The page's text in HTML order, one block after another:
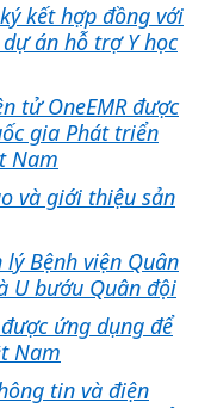
kết hợp đồng với
án hỗ trợ Y học
tử OneEMR được
gia Phát triển
Nam
và giới thiệu sản
Bệnh viện Quân
U bướu Quân đội
ứng dụng để
Nam
tin và điện